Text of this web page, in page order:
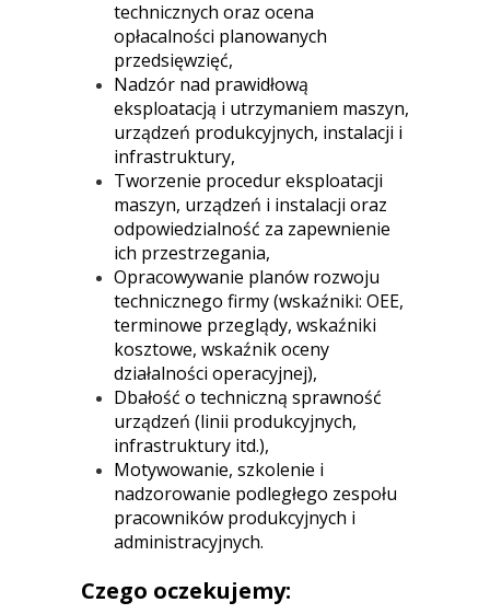
technicznych oraz ocena
opłacalności planowanych
przedsięwzięć,
Nadzór nad prawidłową
eksploatacją i utrzymaniem maszyn,
urządzeń produkcyjnych, instalacji i
infrastruktury,
Tworzenie procedur eksploatacji
maszyn, urządzeń i instalacji oraz
odpowiedzialność za zapewnienie
ich przestrzegania,
Opracowywanie planów rozwoju
technicznego firmy (wskaźniki: OEE,
terminowe przeglądy, wskaźniki
kosztowe, wskaźnik oceny
działalności operacyjnej),
Dbałość o techniczną sprawność
urządzeń (linii produkcyjnych,
infrastruktury itd.),
Motywowanie, szkolenie i
nadzorowanie podległego zespołu
pracowników produkcyjnych i
administracyjnych.
Czego oczekujemy: